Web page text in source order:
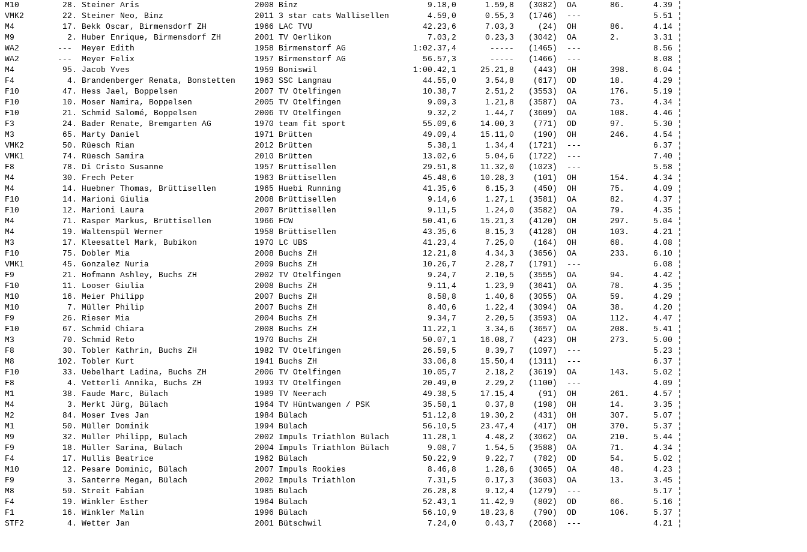
M10         28. Steiner Aris
2008 Binz                           9.18,0      1.59,8   (3082)  OA       86.      4.39 ¦
VMK2        22. Steiner Neo, Binz
2011 3 star cats Wallisellen        4.59,0      0.55,3   (1746)  ---               5.51 ¦
M4          17. Bekk Oscar, Birmensdorf ZH
1966 LAC TVU                       42.23,6      7.03,3     (24)  OH       86.      4.14 ¦
M9           2. Huber Enrique, Birmensdorf ZH
2001 TV Oerlikon                    7.03,2      0.23,3   (3042)  OA       2.       3.31 ¦
WA2        --- Meyer Edith
1958 Birmenstorf AG              1:02.37,4       -----   (1465)  ---               8.56 ¦
WA2        --- Meyer Felix
1957 Birmenstorf AG                56.57,3       -----   (1466)  ---               8.08 ¦
M4          95. Jacob Yves
1959 Boniswil                    1:00.42,1     25.21,8    (443)  OH       398.     6.04 ¦
F4           4. Brandenberger Renata, Bonstetten
1963 SSC Langnau                   44.55,0      3.54,8    (617)  OD       18.      4.29 ¦
F10         47. Hess Jael, Boppelsen
2007 TV Otelfingen                 10.38,7      2.51,2   (3553)  OA       176.     5.19 ¦
F10         10. Moser Namira, Boppelsen
2005 TV Otelfingen                  9.09,3      1.21,8   (3587)  OA       73.      4.34 ¦
F10         21. Schmid Salomé, Boppelsen
2006 TV Otelfingen                  9.32,2      1.44,7   (3609)  OA       108.     4.46 ¦
F3          24. Bader Renate, Bremgarten AG
1970 team fit sport                55.09,6     14.00,3    (771)  OD       97.      5.30 ¦
M3          65. Marty Daniel
1971 Brütten                       49.09,4     15.11,0    (190)  OH       246.     4.54 ¦
VMK2        50. Rüesch Rian
2012 Brütten                        5.38,1      1.34,4   (1721)  ---               6.37 ¦
VMK1        74. Rüesch Samira
2010 Brütten                       13.02,6      5.04,6   (1722)  ---               7.40 ¦
F8          78. Di Cristo Susanne
1957 Brüttisellen                  29.51,8     11.32,0   (1023)  ---               5.58 ¦
M4          30. Frech Peter
1963 Brüttisellen                  45.48,6     10.28,3    (101)  OH       154.     4.34 ¦
M4          14. Huebner Thomas, Brüttisellen
1965 Huebi Running                 41.35,6      6.15,3    (450)  OH       75.      4.09 ¦
F10         14. Marioni Giulia
2008 Brüttisellen                   9.14,6      1.27,1   (3581)  OA       82.      4.37 ¦
F10         12. Marioni Laura
2007 Brüttisellen                   9.11,5      1.24,0   (3582)  OA       79.      4.35 ¦
M4          71. Rasper Markus, Brüttisellen
1966 FCW                           50.41,6     15.21,3   (4120)  OH       297.     5.04 ¦
M4          19. Waltenspül Werner
1958 Brüttisellen                  43.35,6      8.15,3   (4128)  OH       103.     4.21 ¦
M3          17. Kleesattel Mark, Bubikon
1970 LC UBS                        41.23,4      7.25,0    (164)  OH       68.      4.08 ¦
F10         75. Dobler Mia
2008 Buchs ZH                      12.21,8      4.34,3   (3656)  OA       233.     6.10 ¦
VMK1        45. Gonzalez Nuria
2009 Buchs ZH                      10.26,7      2.28,7   (1791)  ---               6.08 ¦
F9          21. Hofmann Ashley, Buchs ZH
2002 TV Otelfingen                  9.24,7      2.10,5   (3555)  OA       94.      4.42 ¦
F10         11. Looser Giulia
2008 Buchs ZH                       9.11,4      1.23,9   (3641)  OA       78.      4.35 ¦
M10         16. Meier Philipp
2007 Buchs ZH                       8.58,8      1.40,6   (3055)  OA       59.      4.29 ¦
M10          7. Müller Philip
2007 Buchs ZH                       8.40,6      1.22,4   (3094)  OA       38.      4.20 ¦
F9          26. Rieser Mia
2004 Buchs ZH                       9.34,7      2.20,5   (3593)  OA       112.     4.47 ¦
F10         67. Schmid Chiara
2008 Buchs ZH                      11.22,1      3.34,6   (3657)  OA       208.     5.41 ¦
M3          70. Schmid Reto
1970 Buchs ZH                      50.07,1     16.08,7    (423)  OH       273.     5.00 ¦
F8          30. Tobler Kathrin, Buchs ZH
1982 TV Otelfingen                 26.59,5      8.39,7   (1097)  ---               5.23 ¦
M8         102. Tobler Kurt
1941 Buchs ZH                      33.06,8     15.50,4   (1311)  ---               6.37 ¦
F10         33. Uebelhart Ladina, Buchs ZH
2006 TV Otelfingen                 10.05,7      2.18,2   (3619)  OA       143.     5.02 ¦
F8           4. Vetterli Annika, Buchs ZH
1993 TV Otelfingen                 20.49,0      2.29,2   (1100)  ---               4.09 ¦
M1          38. Faude Marc, Bülach
1989 TV Neerach                    49.38,5     17.15,4     (91)  OH       261.     4.57 ¦
M4           3. Merkt Jürg, Bülach
1964 TV Hüntwangen / PSK           35.58,1      0.37,8    (198)  OH       14.      3.35 ¦
M2          84. Moser Ives Jan
1984 Bülach                        51.12,8     19.30,2    (431)  OH       307.     5.07 ¦
M1          50. Müller Dominik
1994 Bülach                        56.10,5     23.47,4    (417)  OH       370.     5.37 ¦
M9          32. Müller Philipp, Bülach
2002 Impuls Triathlon Bülach       11.28,1      4.48,2   (3062)  OA       210.     5.44 ¦
F9          18. Müller Sarina, Bülach
2004 Impuls Triathlon Bülach        9.08,7      1.54,5   (3588)  OA       71.      4.34 ¦
F4          17. Mullis Beatrice
1962 Bülach                        50.22,9      9.22,7    (782)  OD       54.      5.02 ¦
M10         12. Pesare Dominic, Bülach
2007 Impuls Rookies                 8.46,8      1.28,6   (3065)  OA       48.      4.23 ¦
F9           3. Santerre Megan, Bülach
2002 Impuls Triathlon               7.31,5      0.17,3   (3603)  OA       13.      3.45 ¦
M8          59. Streit Fabian
1985 Bülach                        26.28,8      9.12,4   (1279)  ---               5.17 ¦
F4          19. Winkler Esther
1964 Bülach                        52.43,1     11.42,9    (802)  OD       66.      5.16 ¦
F1          16. Winkler Malin
1996 Bülach                        56.10,9     18.23,6    (790)  OD       106.     5.37 ¦